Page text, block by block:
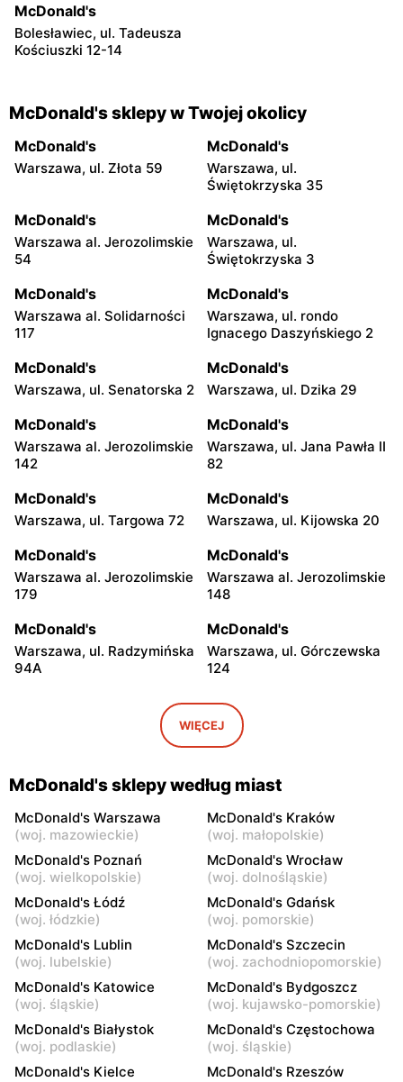
McDonald's
Bolesławiec, ul. Tadeusza
Kościuszki 12-14
McDonald's sklepy w Twojej okolicy
McDonald's
Warszawa, ul. Złota 59
McDonald's
Warszawa, ul.
Świętokrzyska 35
McDonald's
Warszawa al. Jerozolimskie
54
McDonald's
Warszawa, ul.
Świętokrzyska 3
McDonald's
Warszawa al. Solidarności
117
McDonald's
Warszawa, ul. rondo
Ignacego Daszyńskiego 2
McDonald's
Warszawa, ul. Senatorska 2
McDonald's
Warszawa, ul. Dzika 29
McDonald's
Warszawa al. Jerozolimskie
142
McDonald's
Warszawa, ul. Jana Pawła II
82
McDonald's
Warszawa, ul. Targowa 72
McDonald's
Warszawa, ul. Kijowska 20
McDonald's
Warszawa al. Jerozolimskie
179
McDonald's
Warszawa al. Jerozolimskie
148
McDonald's
Warszawa, ul. Radzymińska
94A
McDonald's
Warszawa, ul. Górczewska
124
Warszawa, ul. Grochowska
McDonald's
Warszawa, ul. Łopuszańska
2
McDonald's
Warszawa, ul. Wołoska 12
McDonald's
Warszawa, ul. Powsińska 31
McDonald's
Warszawa, ul. Komitetu
Obrony Robotników 65
McDonald's
Warszawa, ul. Połczyńska
28
McDonald's
Warszawa, ul. Wrocławska
23 B
McDonald's
Warszawa, ul. Wincentego
Rzymowskiego 18
McDonald's
Warszawa, ul. Żwirki i
Wigury 1
McDonald's
Warszawa, ul.
Ostrobramska 75C
McDonald's
Warszawa, ul.
McDonald's
Warszawa, ul. Górczewska
WIĘCEJ
McDonald's sklepy według miast
McDonald's Warszawa
(woj. mazowieckie)
McDonald's Kraków
(woj. małopolskie)
McDonald's Poznań
(woj. wielkopolskie)
McDonald's Wrocław
(woj. dolnośląskie)
McDonald's Łódź
(woj. łódzkie)
McDonald's Gdańsk
(woj. pomorskie)
McDonald's Lublin
(woj. lubelskie)
McDonald's Szczecin
(woj. zachodniopomorskie)
McDonald's Katowice
(woj. śląskie)
McDonald's Bydgoszcz
(woj. kujawsko-pomorskie)
McDonald's Białystok
(woj. podlaskie)
McDonald's Częstochowa
(woj. śląskie)
McDonald's Kielce
McDonald's Rzeszów